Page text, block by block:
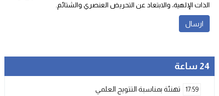
الذات الإلهية، والابتعاد عن التحريض العنصري والشتائم‬.
24 ساعة
17:59 تهنئة بمناسبة التتويج العلمي